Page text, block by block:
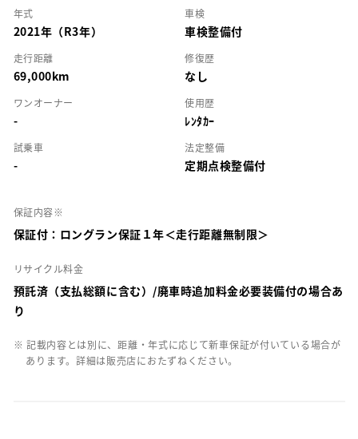
年式
2021年（R3年）
車検
車検整備付
走行距離
69,000km
修復歴
なし
ワンオーナー
-
使用歴
ﾚﾝﾀｶｰ
試乗車
-
法定整備
定期点検整備付
保証内容※
保証付：ロングラン保証１年＜走行距離無制限＞
リサイクル料金
預託済（支払総額に含む）/廃車時追加料金必要装備付の場合あ
り
※ 記載内容とは別に、距離・年式に応じて新車保証が付いている場合が
あります。詳細は販売店におたずねください。